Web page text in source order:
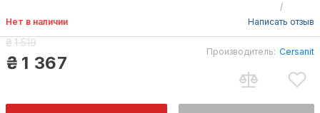
Нет в наличии
/
Написать отзыв
₴1 519
₴ 1 367
Производитель: Cersanit